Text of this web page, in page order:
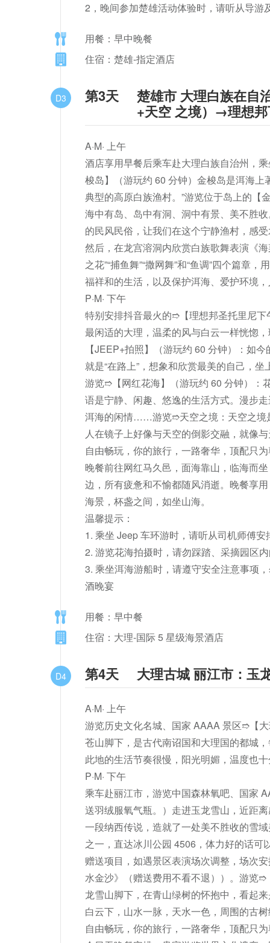
2，晚间参加楚雄活动体验时，请听从导
用餐：早中晚餐
住宿：楚雄-指定酒店
D3 第3天
楚雄市 大理白族在自
+天空 之境）→理想
A·M· 上午
酒店享用早餐后乘车赴大理白族自治州，
梭岛】（游玩约 60 分钟）金梭岛是洱海
典型的高原白族渔村。”游览位于岛上的【
海中有岛、岛中有洞、洞中有景、美不胜
的民风民俗，让我们在这个宁静渔村，感
然后，在龙宫溶洞内欣赏白族歌舞表演《
之花”“捕鱼舞”“撒网舞”和“鱼调”四个篇章
福祥和的生活，以及保护洱海、爱护环境
P·M· 下午
特别安排抖音最火的➱【理想邦圣托里尼
最闲适的大理，温柔的风与白云一样恍惚
【JEEP+拍照】（游玩约 60 分钟）：如
就是“在路上”，想象和欣赏最美的自己，
游览➱【网红花海】（游玩约 60 分钟）：
语是宁静、闲趣、悠逸的生活方式。漫步
洱海的闲情……游览➱天空之境：天空之境
人在镜子上好像与天空的倒影交融，就像
自由畅玩，你的旅行，一路奢华，顶配只
晚餐前往网红马久邑，面海靠山，临海而
边，所有疲惫和不愉都随风消逝。晚餐享
海景，杯盏之间，如坐山海。
温馨提示：
1. 乘坐 Jeep 车环游时，请听从司机师傅
2. 游览花海拍摄时，请勿踩踏、采摘园区
3. 乘坐洱海游船时，请遵守安全注意事项
酒晚宴
用餐：早中餐
住宿：大理-国际 5 星级海景酒店
D4 第4天 大理古城 丽江市：玉
A·M· 上午
游览历史文化名城、国家 AAAA 景区➱【
苍山脚下，是古代南诏国和大理国的都城
此地的生活节奏很慢，阳光明媚，温度也
P·M· 下午
乘车赴丽江市，游览中国森林氧吧、国家
送羽绒服氧气瓶。）走进玉龙雪山，近距
一段纳西传说，造就了一处美不胜收的雪
之一，直达冰川公园 4506，体力好的话可
赠送项目，如遇景区表演场次调整，场次
水金沙》（赠送费用不看不退））。游览
龙雪山脚下，在青山绿树的怀抱中，看起
白云下，山水一脉，天水一色，周围的古
自由畅玩，你的旅行，一路奢华，顶配只